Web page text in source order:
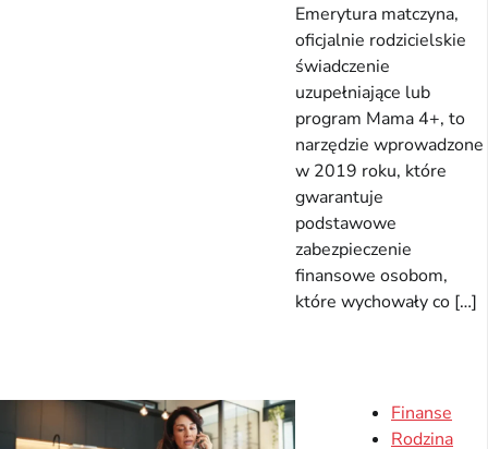
Emerytura matczyna,
oficjalnie rodzicielskie
świadczenie
uzupełniające lub
program Mama 4+, to
narzędzie wprowadzone
w 2019 roku, które
gwarantuje
podstawowe
zabezpieczenie
finansowe osobom,
które wychowały co […]
Finanse
Rodzina